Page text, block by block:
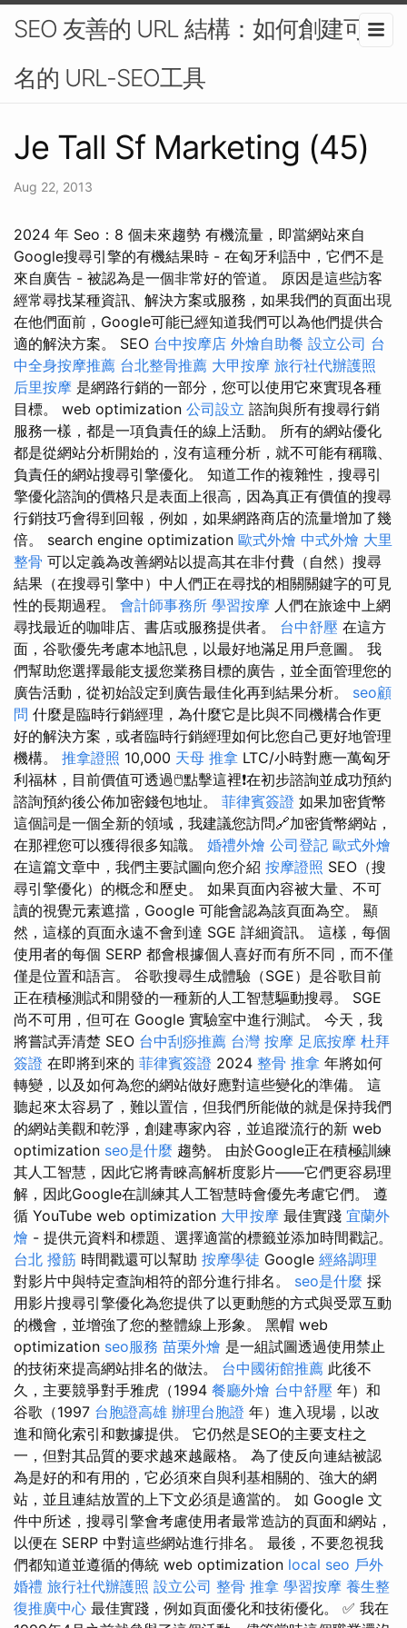
SEO 友善的 URL 結構：如何創建可排
名的 URL-SEO工具
Je Tall Sf Marketing (45)
Aug 22, 2013
2024 年 Seo：8 個未來趨勢 有機流量，即當網站來自
Google搜尋引擎的有機結果時 - 在匈牙利語中，它們不是
來自廣告 - 被認為是一個非常好的管道。 原因是這些訪客
經常尋找某種資訊、解決方案或服務，如果我們的頁面出現
在他們面前，Google可能已經知道我們可以為他們提供合
適的解決方案。 SEO 台中按摩店 外燴自助餐 設立公司 台
中全身按摩推薦 台北整骨推薦 大甲按摩 旅行社代辦護照
后里按摩 是網路行銷的一部分，您可以使用它來實現各種
目標。 web optimization 公司設立 諮詢與所有搜尋行銷
服務一樣，都是一項負責任的線上活動。 所有的網站優化
都是從網站分析開始的，沒有這種分析，就不可能有稱職、
負責任的網站搜尋引擎優化。 知道工作的複雜性，搜尋引
擎優化諮詢的價格只是表面上很高，因為真正有價值的搜尋
行銷技巧會得到回報，例如，如果網路商店的流量增加了幾
倍。 search engine optimization 歐式外燴 中式外燴 大里
整骨 可以定義為改善網站以提高其在非付費（自然）搜尋
結果（在搜尋引擎中）中人們正在尋找的相關關鍵字的可見
性的長期過程。 會計師事務所 學習按摩 人們在旅途中上網
尋找最近的咖啡店、書店或服務提供者。 台中舒壓 在這方
面，谷歌優先考慮本地訊息，以最好地滿足用戶意圖。 我
們幫助您選擇最能支援您業務目標的廣告，並全面管理您的
廣告活動，從初始設定到廣告最佳化再到結果分析。 seo顧
問 什麼是臨時行銷經理，為什麼它是比與不同機構合作更
好的解決方案，或者臨時行銷經理如何比您自己更好地管理
機構。 推拿證照 10,000 天母 推拿 LTC/小時對應一萬匈牙
利福林，目前價值可透過🖱️點擊這裡❗在初步諮詢並成功預約
諮詢預約後公佈加密錢包地址。 菲律賓簽證 如果加密貨幣
這個詞是一個全新的領域，我建議您訪問🔗加密貨幣網站，
在那裡您可以獲得很多知識。 婚禮外燴 公司登記 歐式外燴
在這篇文章中，我們主要試圖向您介紹 按摩證照 SEO（搜
尋引擎優化）的概念和歷史。 如果頁面內容被大量、不可
讀的視覺元素遮擋，Google 可能會認為該頁面為空。 顯
然，這樣的頁面永遠不會到達 SGE 詳細資訊。 這樣，每個
使用者的每個 SERP 都會根據個人喜好而有所不同，而不僅
僅是位置和語言。 谷歌搜尋生成體驗（SGE）是谷歌目前
正在積極測試和開發的一種新的人工智慧驅動搜尋。 SGE
尚不可用，但可在 Google 實驗室中進行測試。 今天，我
將嘗試弄清楚 SEO 台中刮痧推薦 台灣 按摩 足底按摩 杜拜
簽證 在即將到來的 菲律賓簽證 2024 整骨 推拿 年將如何
轉變，以及如何為您的網站做好應對這些變化的準備。 這
聽起來太容易了，難以置信，但我們所能做的就是保持我們
的網站美觀和乾淨，創建專家內容，並追蹤流行的新 web
optimization seo是什麼 趨勢。 由於Google正在積極訓練
其人工智慧，因此它將青睞高解析度影片——它們更容易理
解，因此Google在訓練其人工智慧時會優先考慮它們。 遵
循 YouTube web optimization 大甲按摩 最佳實踐 宜蘭外
燴 - 提供元資料和標題、選擇適當的標籤並添加時間戳記。
台北 撥筋 時間戳還可以幫助 按摩學徒 Google 經絡調理
對影片中與特定查詢相符的部分進行排名。 seo是什麼 採
用影片搜尋引擎優化為您提供了以更動態的方式與受眾互動
的機會，並增強了您的整體線上形象。 黑帽 web
optimization seo服務 苗栗外燴 是一組試圖透過使用禁止
的技術來提高網站排名的做法。 台中國術館推薦 此後不
久，主要競爭對手雅虎（1994 餐廳外燴 台中舒壓 年）和
谷歌（1997 台胞證高雄 辦理台胞證 年）進入現場，以改
進和簡化索引和數據提供。 它仍然是SEO的主要支柱之
一，但對其品質的要求越來越嚴格。 為了使反向連結被認
為是好的和有用的，它必須來自與利基相關的、強大的網
站，並且連結放置的上下文必須是適當的。 如 Google 文
件中所述，搜尋引擎會考慮使用者最常造訪的頁面和網站，
以便在 SERP 中對這些網站進行排名。 最後，不要忽視我
們都知道並遵循的傳統 web optimization local seo 戶外
婚禮 旅行社代辦護照 設立公司 整骨 推拿 學習按摩 養生整
復推廣中心 最佳實踐，例如頁面優化和技術優化。 ✅ 我在